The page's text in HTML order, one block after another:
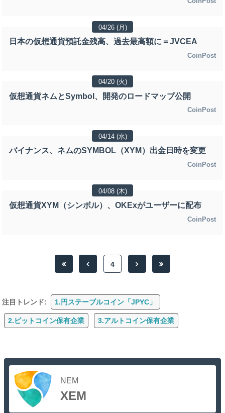
04/26 (月)
日本の仮想通貨預託金残高、過去最高額に＝JVCEA
CoinPost
04/20 (火)
仮想通貨ネムとSymbol、開発のロードマップ公開
CoinPost
04/14 (水)
バイナンス、ネムのSYMBOL（XYM）出金日時を変更
CoinPost
04/08 (木)
仮想通貨XYM（シンボル）、OKExがユーザーに配布
CoinPost
4
注目トレンド: 1.円ステーブルコイン「JPYC」
2.ビットコイン保有企業 3.アルトコイン保有企業
NEM
XEM